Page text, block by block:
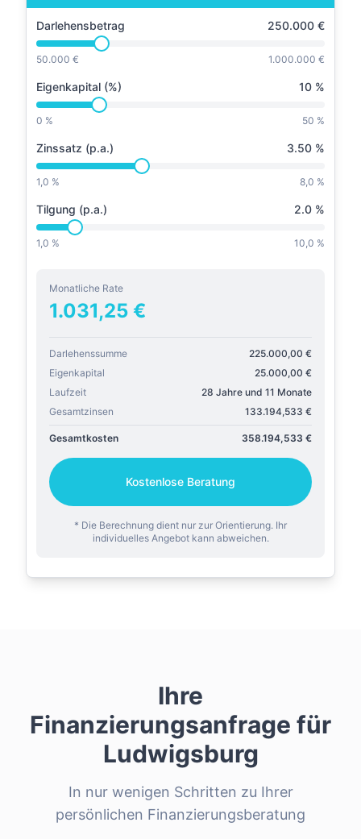
Darlehensbetrag 250.000 €
50.000 € 1.000.000 €
Eigenkapital (%) 10 %
0 % 50 %
Zinssatz (p.a.) 3.50 %
1,0 % 8,0 %
Tilgung (p.a.) 2.0 %
1,0 % 10,0 %
Monatliche Rate
1.031,25 €
Darlehenssumme 225.000,00 €
Eigenkapital
25.000,00 €
Laufzeit
28 Jahre und 11 Monate
Gesamtzinsen
133.194,533 €
Gesamtkosten 358.194,533 €
Kostenlose Beratung
* Die Berechnung dient nur zur Orientierung. Ihr
individuelles Angebot kann abweichen.
Ihre
Finanzierungsanfrage für
Ludwigsburg
In nur wenigen Schritten zu Ihrer
persönlichen Finanzierungsberatung